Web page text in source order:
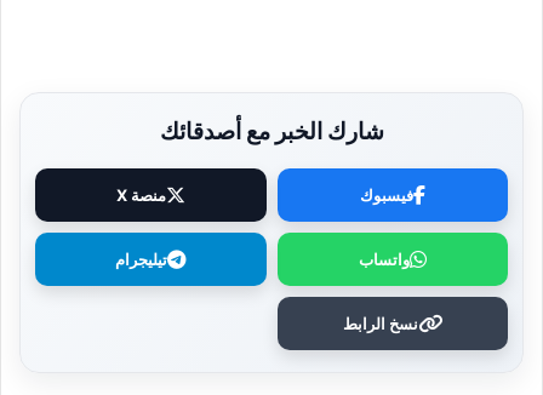
شارك الخبر مع أصدقائك
فيسبوك منصة X
واتساب تيليجرام
نسخ الرابط